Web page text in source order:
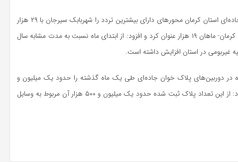
مدیرکل راهداری و حمل و نقل جاده‌ای استان کرمان محورهای دارای بیشترین تردد را شهربابک سیرجان با ۲۹ هزار
تردد، کرمان-باغین ۲۴ هزار تردد، کرمان- ماهان ۱۹ هزار عنوان کرد و افزود: از ابتدای ماه نسبت به مدت مشابه سال
دوربین‌های پلاک خوان جاده‌ای طی یک ماه گذشته را حدود یک میلیون و
۷۴۰ هزار عنوان کرد و تصریح کرد: از این تعداد پلاک ثبت شده حدود یک میلیون و ۵۰۰ هزار آن مربوط به وسایل